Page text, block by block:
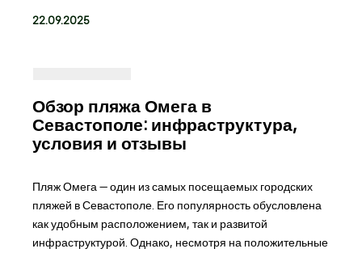
22.09.2025
Обзор пляжа Омега в
Севастополе: инфраструктура,
условия и отзывы
Пляж Омега — один из самых посещаемых городских
пляжей в Севастополе. Его популярность обусловлена
как удобным расположением, так и развитой
инфраструктурой. Однако, несмотря на положительные